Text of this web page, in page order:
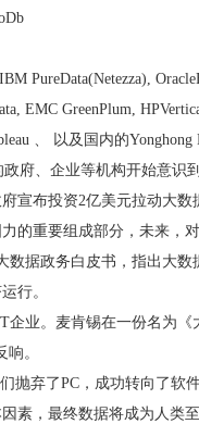
PureData(Netezza),
EMC GreenPlum,
、 以及国内的Yonghong
政府、企业等机构开始意识
宣布投资2亿美元拉动大
的重要组成部分，未来，
数据政务白皮书，指出大
行。
企业。麦肯锡在一份名为
。
抛弃了PC，成功转向了软
素，最终数据将成为人类